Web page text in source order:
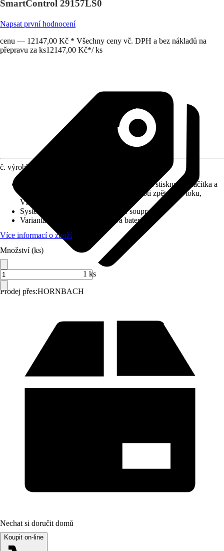
SmartControl 29157LS0
Napsat první hodnocení
cenu — 12147,00 Kč * Všechny ceny vč. DPH a bez nákladů na
přepravu za ks12147,00 Kč*/ ks
Prodej přes:HORNBACH
č. výrobku
Zapínání/vypínání stisknutím tlačítka a
nastavení objemu otáčením, Pojistka proti zpětnému toku,
Vhodné pro 3 spotřebič
Systém vypouštění
Bez odtokové soupravy
Varianta
Podomítková sprchová baterie
Více informací o zboží
Množství (ks)
1 ks
Nechat si doručit domů
Koupit on-line